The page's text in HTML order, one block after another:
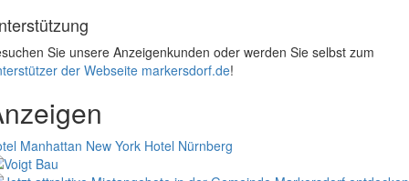
Sie unsere Anzeigenkunden oder werden Sie selbst zum
der Webseite markersdorf.de!
Manhattan New York Hotel Nürnberg